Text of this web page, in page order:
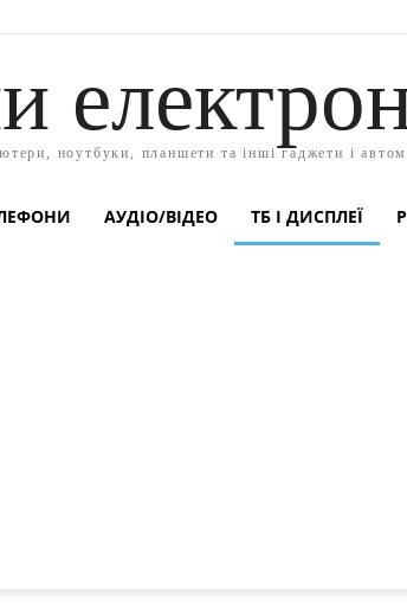
ноутбуки, планшети та інші гаджети і
АУДІО/ВІДЕО ТБ І ДИСПЛЕЇ